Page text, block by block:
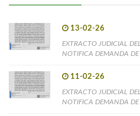
13-02-26
EXTRACTO JUDICIAL
NOTIFICA DEMANDA
11-02-26
EXTRACTO JUDICIAL
NOTIFICA DEMANDA